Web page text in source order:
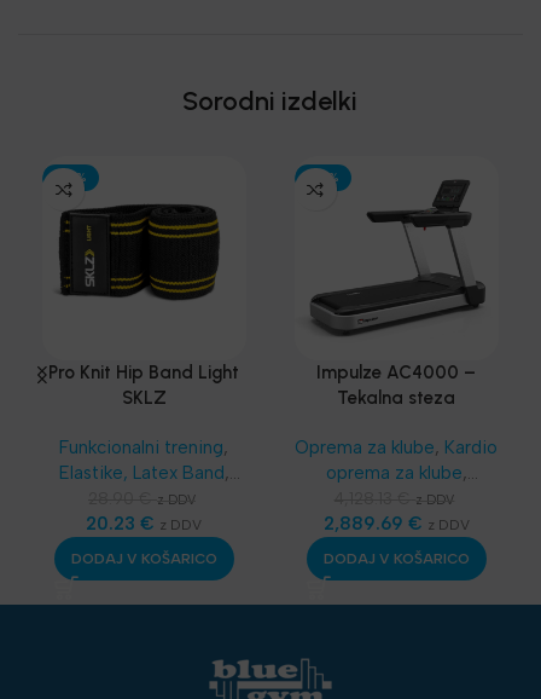
Sorodni izdelki
-30%
Pro Knit Hip Band Light
SKLZ
Funkcionalni trening,
Elastike, Latex Band,
SKLZ Funkcionalni
trening,Aerobika in
Joga , Najnovejša
z DDV
20.23€ z DDV
DODAJ V KOŠARICO
-30%
Impulze AC4000 –
Tekalna steza
Oprema za klube, Kardio
oprema za klube,
, Kardio
oprema,Tekalne steze
Najnovejša oprema
z DDV
2,889.69 € z DDV
DODAJ V KOŠARICO